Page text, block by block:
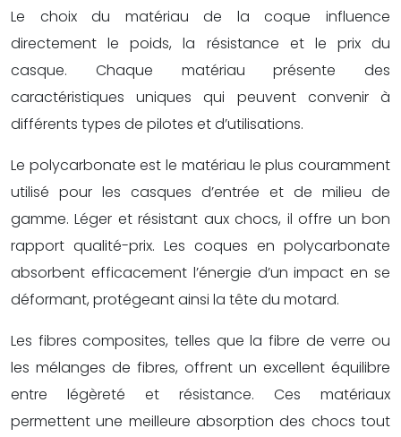
Le choix du matériau de la coque influence
directement le poids, la résistance et le prix du
casque. Chaque matériau présente des
caractéristiques uniques qui peuvent convenir à
différents types de pilotes et d’utilisations.
Le polycarbonate est le matériau le plus couramment
utilisé pour les casques d’entrée et de milieu de
gamme. Léger et résistant aux chocs, il offre un bon
rapport qualité-prix. Les coques en polycarbonate
absorbent efficacement l’énergie d’un impact en se
déformant, protégeant ainsi la tête du motard.
Les fibres composites, telles que la fibre de verre ou
les mélanges de fibres, offrent un excellent équilibre
entre légèreté et résistance. Ces matériaux
permettent une meilleure absorption des chocs tout